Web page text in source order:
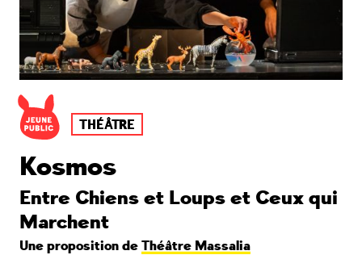
THÉÂTRE
Kosmos
Entre Chiens et Loups et Ceux qui
Marchent
Une proposition de Théâtre Massalia